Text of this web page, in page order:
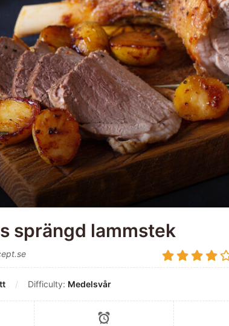
sprängd lammstek
Difficulty: Medelsvår